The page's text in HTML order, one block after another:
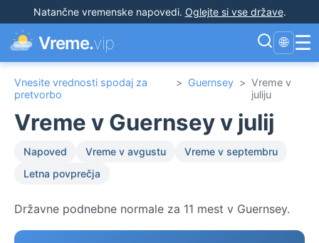
Natančne vremenske napovedi. Oglejte si vse države.
Vreme.vip 🌐 ☰
Vnesite vrednosti spodaj za
pretvorbo
> Guernsey > Vreme v
juliju
Vreme v Guernsey v julij
Napoved Vreme v avgustu
Vreme v septembru
Letna povprečja
Državne podnebne normale za 11 mest v Guernsey.